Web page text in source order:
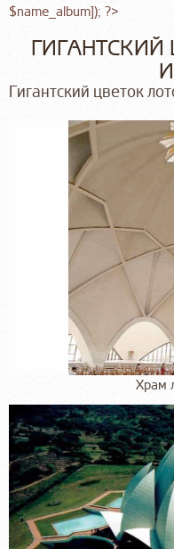
$name_album]); ?>
ГИГАНТСКИЙ
Гигантский цветок
Храм